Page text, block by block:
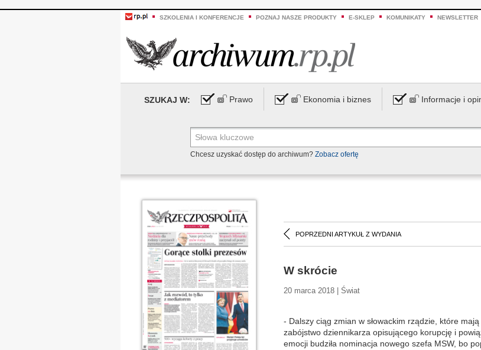
SZKOLENIA I KONFERENCJE POZNAJ NASZE PRODUKTY E-SKLEP KOMUNIKATY NEWSLETTER
SZUKAJ W: Prawo Ekonomia i biznes Informacje i
Chcesz uzyskać dostęp do archiwum? Zobacz ofertę
POPRZEDNI ARTYKUŁ Z WYDANIA
W skrócie
20 marca 2018 | Świat
- Dalszy ciąg zmian w słowackim rządzie, które
zabójstwo dziennikarza opisującego korupcję i
emocji budziła nominacja nowego szefa MSW, bo